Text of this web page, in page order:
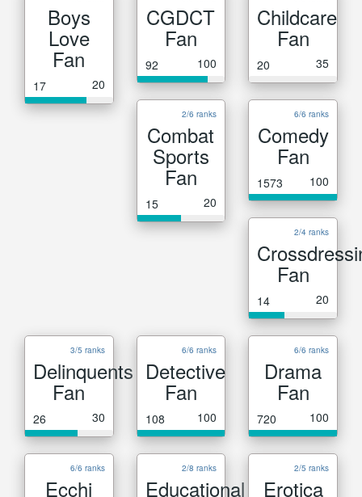
Boys
Love
Fan
17 20
CGDCT
Fan
92 100
Childcare
Fan
20 35
2/6 ranks
Combat
Sports
Fan
15 20
6/6 ranks
Comedy
Fan
1573 100
2/4 ranks
Fan
14 20
3/5 ranks
Delinquents
Fan
26 30
6/6 ranks
Detective
Fan
108 100
6/6 ranks
Drama
Fan
720 100
6/6 ranks
Ecchi
2/8 ranks
Educational
2/5 ranks
Erotica